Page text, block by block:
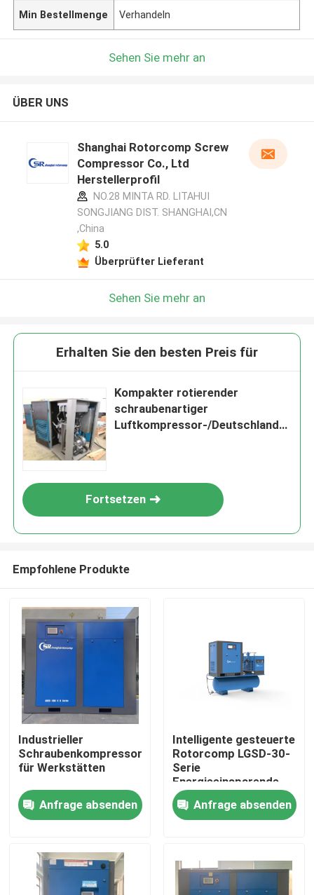
Haus
Videos
Min Bestellmenge Verhandeln
Sehen Sie mehr an
ÜBER UNS
Shanghai Rotorcomp Screw
Compressor Co., Ltd
Herstellerprofil
NO.28 MINTA RD. LITAHUI
SONGJIANG DIST. SHANGHAI,CN
,China
5.0
Überprüfter Lieferant
Sehen Sie mehr an
Erhalten Sie den besten Preis für
Kompakter rotierender
schraubenartiger
Luftkompressor-/Deutschland-
Fortsetzen
Empfohlene Produkte
Industrieller
Schraubenkompressor
für Werkstätten
Anfrage absenden
Intelligente gesteuerte
Rotorcomp LGSD-30-
Serie
Energieeinsparende
Anfrage absenden